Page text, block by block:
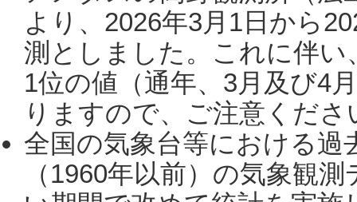
より、2026年3月1日から
測としました。これに伴い
1位の値（通年、3月及び4
りますので、ご注意くだ
全国の気象台等における過
（1960年以前）の気象観